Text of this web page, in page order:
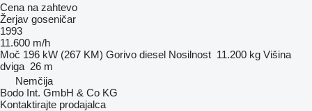
Cena na zahtevo
Žerjav goseničar
1993
11.600 m/h
Moč 196 kW (267 KM) Gorivo diesel Nosilnost 11.200 kg Višina
dviga 26 m
Nemčija
Bodo Int. GmbH & Co KG
Kontaktirajte prodajalca